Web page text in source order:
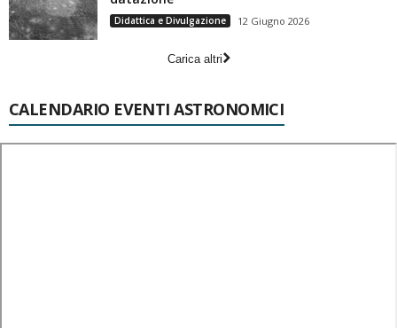
Didattica e Divulgazione 12 Giugno 2026
Carica altri
CALENDARIO EVENTI ASTRONOMICI